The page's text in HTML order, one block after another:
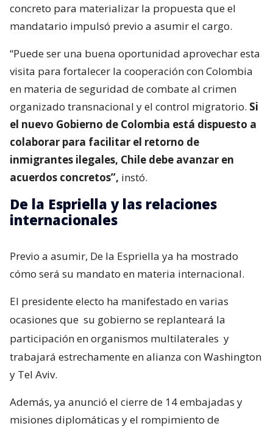
concreto para materializar la propuesta que el
mandatario impulsó previo a asumir el cargo.
“Puede ser una buena oportunidad aprovechar esta
visita para fortalecer la cooperación con Colombia
en materia de seguridad de combate al crimen
organizado transnacional y el control migratorio. Si
el nuevo Gobierno de Colombia está dispuesto a
colaborar para facilitar el retorno de
inmigrantes ilegales, Chile debe avanzar en
acuerdos concretos”, instó.
De la Espriella y las relaciones
internacionales
Previo a asumir, De la Espriella ya ha mostrado
cómo será su mandato en materia internacional.
El presidente electo ha manifestado en varias
ocasiones que su gobierno se replanteará la
participación en organismos multilaterales y
trabajará estrechamente en alianza con Washington
y Tel Aviv.
Además, ya anunció el cierre de 14 embajadas y
misiones diplomáticas y el rompimiento de